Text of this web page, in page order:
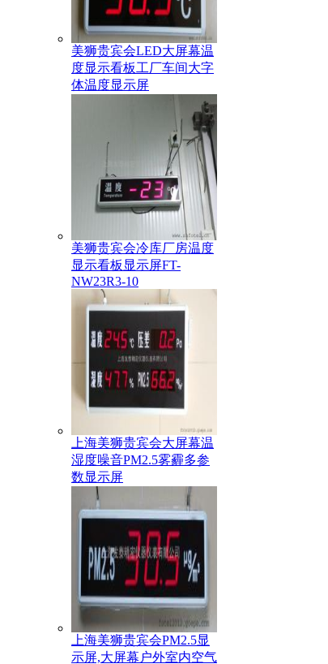
美狮贵宾会LED大屏幕温
度显示看板工厂车间大字
体温度显示屏
美狮贵宾会冷库厂房温度
显示看板显示屏FT-
NW23R3-10
上海美狮贵宾会大屏幕温
湿度噪音PM2.5雾霾多参
数显示屏
上海美狮贵宾会PM2.5显
示屏,大屏幕户外室内空气